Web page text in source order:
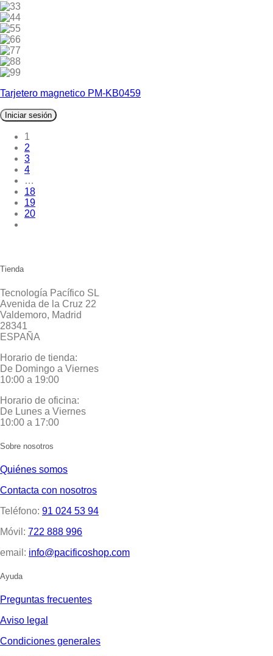
3
4
5
6
7
8
9
Tarjetero magnetico PM-KB0459
Iniciar sesión
1
2
3
4
…
18
19
20
Tienda
Tecnología Pacífico SL
Avenida de la Cruz 22
Valdemoro, Madrid
28341
ESPAÑA
Horario de tienda:
De Domingo a Viernes
10:00 a 19:00
Horario de oficina:
De Lunes a Viernes
10:00 a 17:00
Sobre nosotros
Quiénes somos
Contacta con nosotros
Teléfono: 91 024 53 94
Móvil: 722 888 996
email: info@pacificoshop.com
Ayuda
Preguntas frecuentes
Aviso legal
Condiciones generales